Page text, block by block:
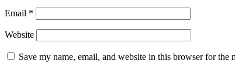
Email *
Website
Save my name, email, and website in this browser for the